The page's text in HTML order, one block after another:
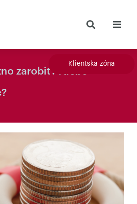
Klientska zóna
zarobiť? Alebo